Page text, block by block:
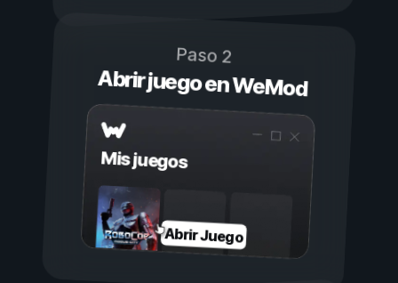
Paso 2
Abrir juego en WeMod
Mis juegos
Abrir Juego